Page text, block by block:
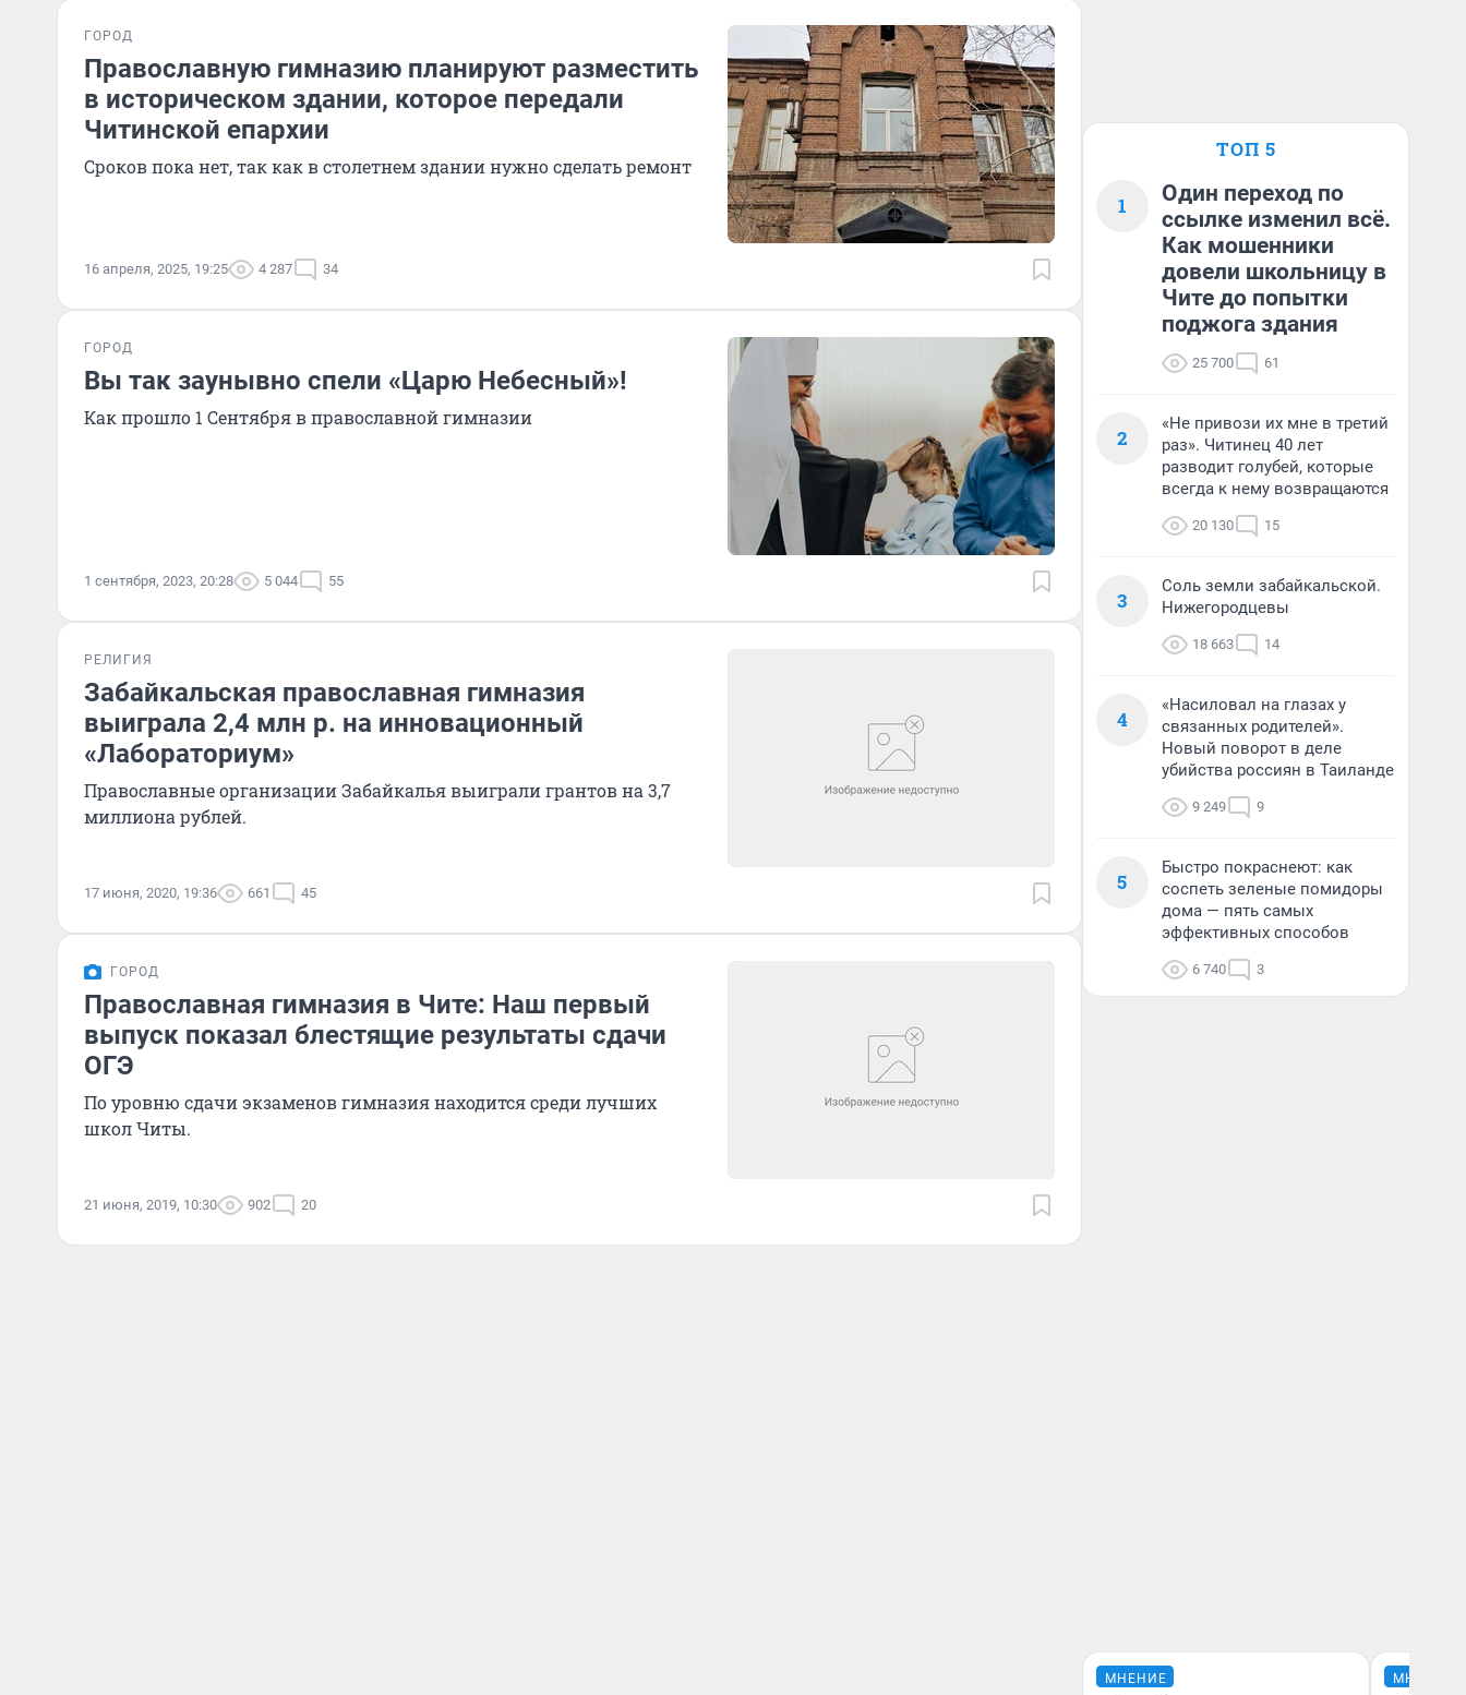
ГОРОД
Православную гимназию планируют разместить
в историческом здании, которое передали
Читинской епархии
Сроков пока нет, так как в столетнем здании нужно сделать ремонт
16 апреля, 2025, 19:25 4 287 34
ГОРОД
Вы так заунывно спели «Царю Небесный»!
Как прошло 1 Сентября в православной гимназии
1 сентября, 2023, 20:28 5 044 55
РЕЛИГИЯ
Забайкальская православная гимназия
выиграла 2,4 млн р. на инновационный
«Лабораториум»
Православные организации Забайкалья выиграли грантов на 3,7
миллиона рублей.
17 июня, 2020, 19:36 661 45
ГОРОД
Православная гимназия в Чите: Наш первый
выпуск показал блестящие результаты сдачи
ОГЭ
По уровню сдачи экзаменов гимназия находится среди лучших
школ Читы.
21 июня, 2019, 10:30 902 20
ТОП 5
1
Один переход по
ссылке изменил всё.
Как мошенники
довели школьницу в
Чите до попытки
поджога здания
25 700 61
2
«Не привози их мне в третий
раз». Читинец 40 лет
разводит голубей, которые
всегда к нему возвращаются
20 130 15
3
Соль земли забайкальской.
Нижегородцевы
18 663 14
4
«Насиловал на глазах у
связанных родителей».
Новый поворот в деле
убийства россиян в Таиланде
9 249 9
5
Быстро покраснеют: как
соспеть зеленые помидоры
дома — пять самых
эффективных способов
6 740 3
МНЕНИЕ МНЕНИЕ